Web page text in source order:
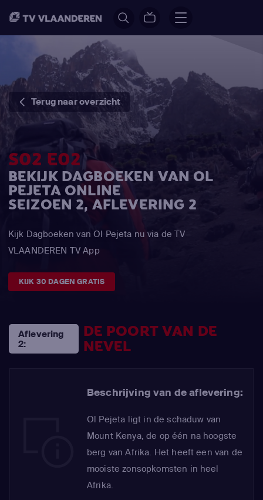
Terug naar overzicht
S02 E02
BEKIJK DAGBOEKEN VAN OL
PEJETA ONLINE
SEIZOEN 2, AFLEVERING 2
Kijk Dagboeken van Ol Pejeta nu via de TV
VLAANDEREN TV App
KIJK 30 DAGEN GRATIS
Aflevering
2:
DE POORT VAN DE
NEVEL
Beschrijving van de aflevering:
Ol Pejeta ligt in de schaduw van
Mount Kenya, de op één na hoogste
berg van Afrika. Het heeft een van de
mooiste zonsopkomsten in heel
Afrika.